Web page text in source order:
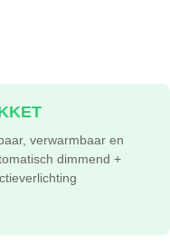
verwarmbaar en
dimmend +